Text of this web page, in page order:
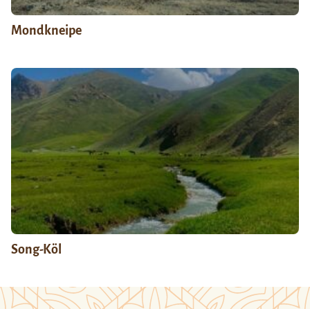
Mondkneipe
Song-Köl